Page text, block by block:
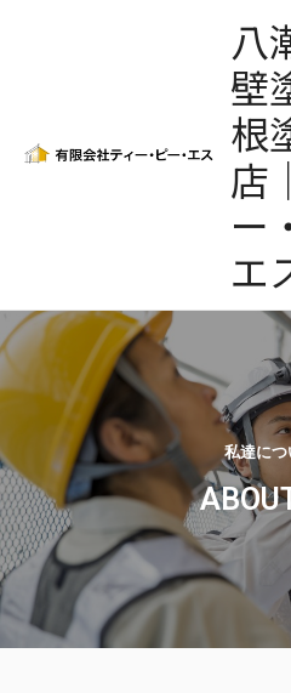
八
壁
根
店
ー
エ
私達につ